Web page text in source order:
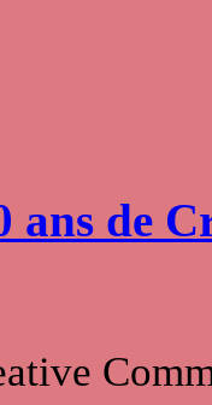
de